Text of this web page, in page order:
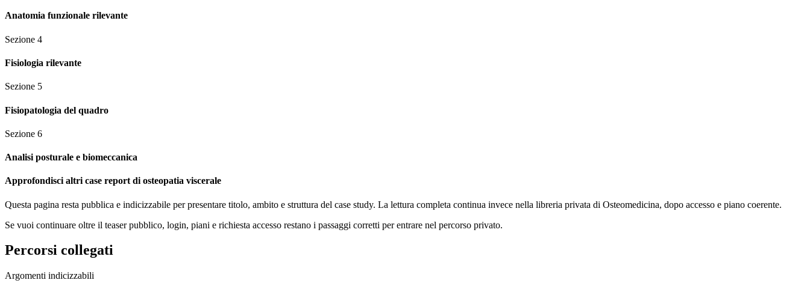
Anatomia funzionale rilevante
Sezione 4
Fisiologia rilevante
Sezione 5
Fisiopatologia del quadro
Sezione 6
Analisi posturale e biomeccanica
Approfondisci altri case report di osteopatia viscerale
Questa pagina resta pubblica e indicizzabile per presentare titolo, ambito e struttura del case study. La lettura completa continua invece nella libreria privata di Osteomedicina, dopo accesso e piano coerente.
Se vuoi continuare oltre il teaser pubblico, login, piani e richiesta accesso restano i passaggi corretti per entrare nel percorso privato.
Percorsi collegati
Argomenti indicizzabili